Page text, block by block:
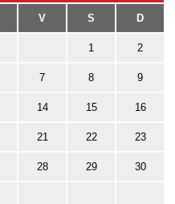
V S D
1 2
7 8 9
14 15 16
21 22 23
28 29 30